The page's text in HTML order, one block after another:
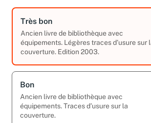
Très bon
Ancien livre de bibliothèque avec
équipements. Légères traces d’usure sur la
Ancien livre de bibliothèque avec
équipements. Traces d’usure sur la